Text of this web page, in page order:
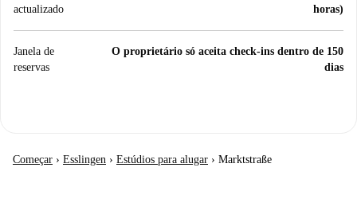
actualizado
horas)
Janela de
reservas
O proprietário só aceita check-ins dentro de 150
dias
Começar › Esslingen › Estúdios para alugar › Marktstraße